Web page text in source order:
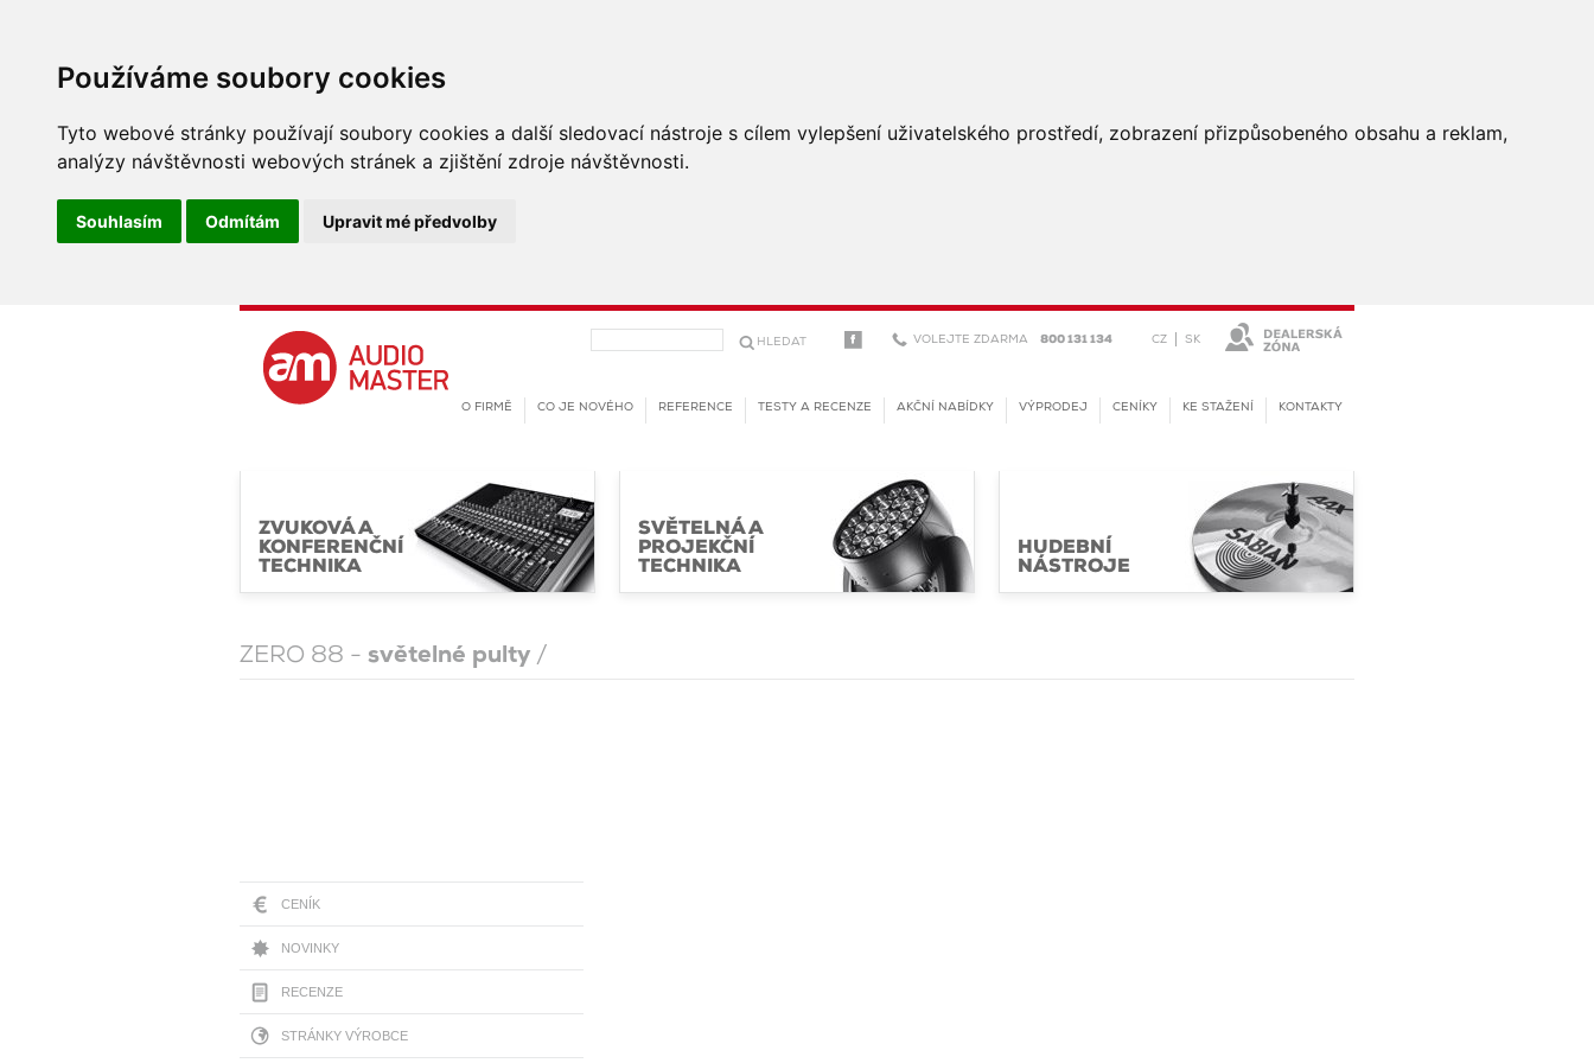
Používáme soubory cookies
Tyto webové stránky používají soubory cookies a další sledovací nástroje s cílem vylepšení uživatelského prostředí, zobrazení přizpůsobeného obsahu a reklam,
analýzy návštěvnosti webových stránek a zjištění zdroje návštěvnosti.
Souhlasím Odmítám Upravit mé předvolby
VOLEJTE ZDARMA 800 131 134 CZ SK
ZVUKOVÁ A
KONFERENČNÍ
TECHNIKA
SVĚTELNÁ A
PROJEKČNÍ
TECHNIKA
HUDEBNÍ
NÁSTROJE
ZERO 88 - světelné pulty /
CENÍK
NOVINKY
RECENZE
STRÁNKY VÝROBCE
KONTAKTY
KE STAŽENÍ
CENÍKY
VÝPRODEJ
AKČNÍ NABÍDKY
TESTY A RECENZE
REFERENCE
CO JE NOVÉHO
O FIRMĚ